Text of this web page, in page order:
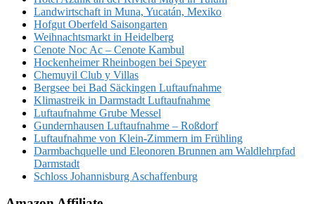
Landwirtschaft in Muna, Yucatán, Mexiko
Hofgut Oberfeld Saisongarten
Weihnachtsmarkt in Heidelberg
Cenote Noc Ac – Cenote Kambul
Hockenheimer Rheinbogen bei Speyer
Chemuyil Club y Villas
Bergsee bei Bad Säckingen Luftaufnahme
Klimastreik in Darmstadt Luftaufnahme
Luftaufnahme Grube Messel
Gundernhausen Luftaufnahme – Roßdorf
Luftaufnahme von Klein-Zimmern im Frühling
Darmbachquelle und Eleonoren Brunnen am Waldlehrpfad
Darmstadt
Schloss Johannisburg Aschaffenburg